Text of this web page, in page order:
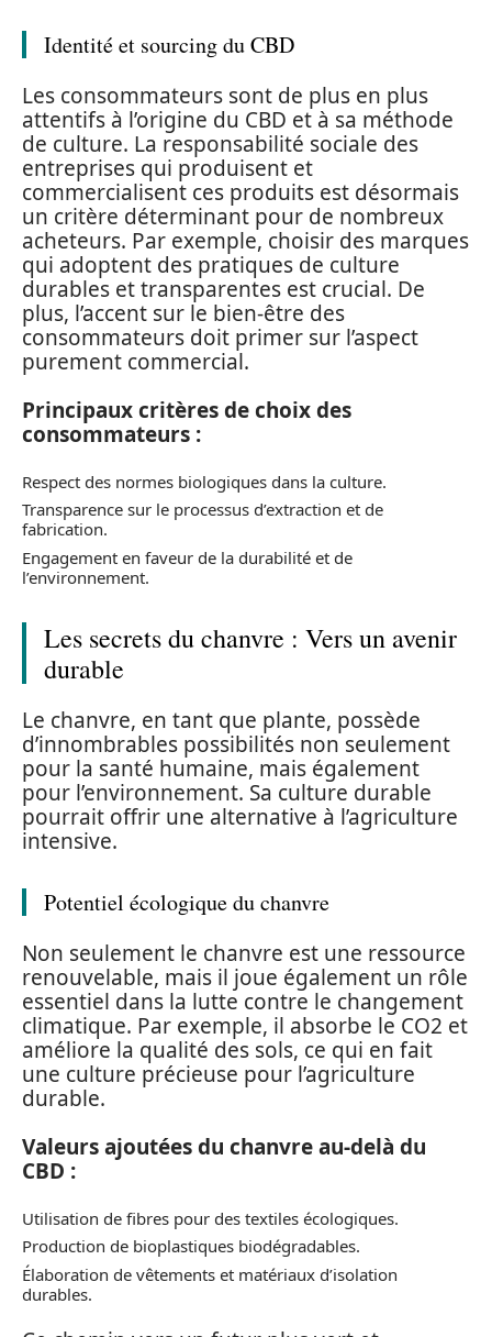
Identité et sourcing du CBD
Les consommateurs sont de plus en plus
attentifs à l’origine du CBD et à sa méthode
de culture. La responsabilité sociale des
entreprises qui produisent et
commercialisent ces produits est désormais
un critère déterminant pour de nombreux
acheteurs. Par exemple, choisir des marques
qui adoptent des pratiques de culture
durables et transparentes est crucial. De
plus, l’accent sur le bien-être des
consommateurs doit primer sur l’aspect
purement commercial.
Principaux critères de choix des
consommateurs :
Respect des normes biologiques dans la culture.
Transparence sur le processus d’extraction et de
fabrication.
Engagement en faveur de la durabilité et de
l’environnement.
Les secrets du chanvre : Vers un avenir
durable
Le chanvre, en tant que plante, possède
d’innombrables possibilités non seulement
pour la santé humaine, mais également
pour l’environnement. Sa culture durable
pourrait offrir une alternative à l’agriculture
intensive.
Potentiel écologique du chanvre
Non seulement le chanvre est une ressource
renouvelable, mais il joue également un rôle
essentiel dans la lutte contre le changement
climatique. Par exemple, il absorbe le CO2 et
améliore la qualité des sols, ce qui en fait
une culture précieuse pour l’agriculture
durable.
Valeurs ajoutées du chanvre au-delà du
CBD :
Utilisation de fibres pour des textiles écologiques.
Production de bioplastiques biodégradables.
Élaboration de vêtements et matériaux d’isolation
durables.